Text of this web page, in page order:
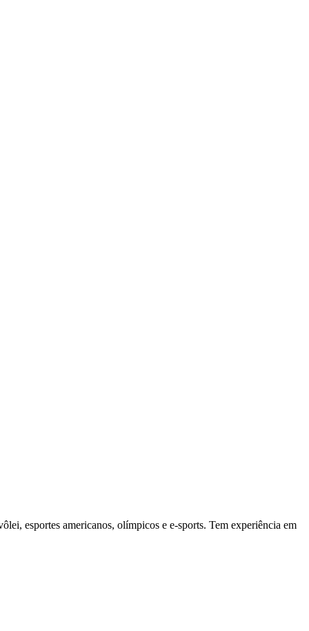
esportes americanos, olímpicos e e-sports. Tem experiência em